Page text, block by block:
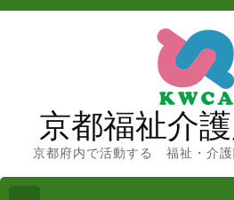
京都福祉介
京都府内で活動する 福祉・介